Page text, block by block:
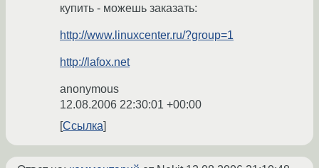
купить - можешь заказать:
http://www.linuxcenter.ru/?group=1
http://lafox.net
anonymous
12.08.2006 22:30:01 +00:00
Ссылка